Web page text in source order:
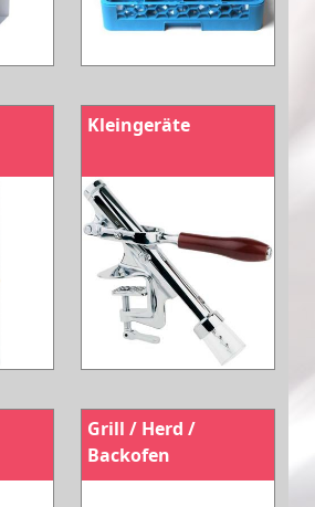
Kleingeräte
Grill / Herd /
Backofen